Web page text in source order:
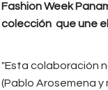
Fashion Week
colección que une
"Esta colaboración
(Pablo Arosemena y